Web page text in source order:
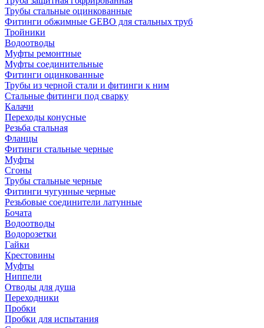
Трубы стальные оцинкованные
Фитинги обжимные GEBO для стальных труб
Тройники
Водоотводы
Муфты ремонтные
Муфты соединительные
Фитинги оцинкованные
Трубы из черной стали и фитинги к ним
Стальные фитинги под сварку
Калачи
Переходы конусные
Резьба стальная
Фланцы
Фитинги стальные черные
Муфты
Сгоны
Трубы стальные черные
Фитинги чугунные черные
Резьбовые соединители латунные
Бочата
Водоотводы
Водорозетки
Гайки
Крестовины
Муфты
Ниппели
Отводы для душа
Переходники
Пробки
Пробки для испытания